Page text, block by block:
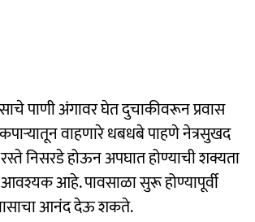
पाणी अंगावर घेत दुचाकीवरून प्रवास
वाहणारे धबधबे पाहणे नेत्रसुखद
निसरडे होऊन अपघात होण्याची शक्यता
आहे. पावसाळा सुरू होण्यापूर्वी
आनंद देऊ शकते.